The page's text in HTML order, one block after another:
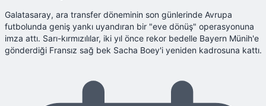
Galatasaray, ara transfer döneminin son günlerinde Avrupa
futbolunda geniş yankı uyandıran bir "eve dönüş" operasyonuna
imza attı. Sarı-kırmızılılar, iki yıl önce rekor bedelle Bayern Münih'e
gönderdiği Fransız sağ bek Sacha Boey'i yeniden kadrosuna kattı.